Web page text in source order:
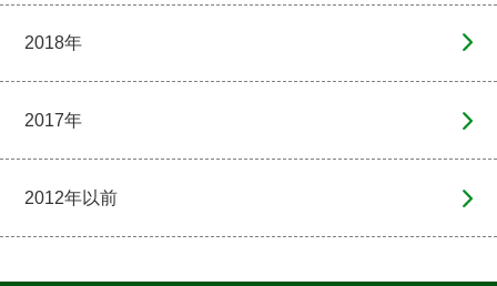
2018年
2017年
2012年以前